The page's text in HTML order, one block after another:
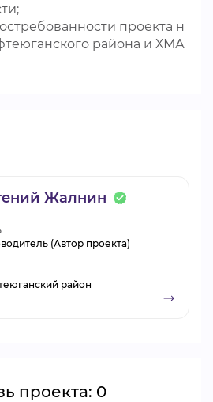
проекта н
района и ХМА
Жалнин
(Автор проекта)
район
проекта: 0